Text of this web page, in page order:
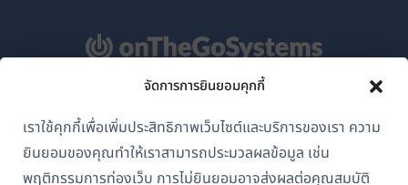
จัดการการยินยอมคุกกี้
เราใช้คุกกี้เพื่อเพิ่มประสิทธิภาพเว็บไซต์และบริการของเรา ความ
ยินยอมของคุณทำให้เราสามารถประมวลผลข้อมูล เช่น
พฤติกรรมการท่องเว็บ การไม่ยินยอมอาจส่งผลต่อคุณสมบัติ
GDPR และนโยบายความเป็นส่วนตัว
เข้าร่วมทีมของเรา(เปิด